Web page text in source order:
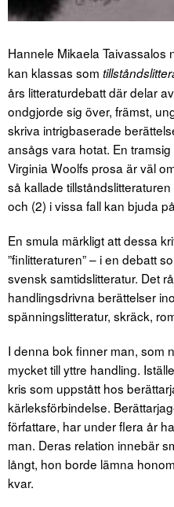
Hannele Mikaela Taivassalos
kan klassas som
års litteraturdebatt där delar
ondgjorde sig över, främst,
skriva intrigbaserade
ansågs vara hotat. En
Virginia Woolfs prosa är väl
så kallade
och (2) i vissa fall kan bjuda
En smula märkligt att dessa
”finlitteraturen” – i en debatt
svensk samtidslitteratur. Det
handlingsdrivna berättelser
spänningslitteratur, skräck,
I denna bok finner man, som
mycket till yttre handling.
kris som uppstått hos
kärleksförbindelse.
författare, har under flera år
man. Deras relation innebär
långt, hon borde lämna
kvar.